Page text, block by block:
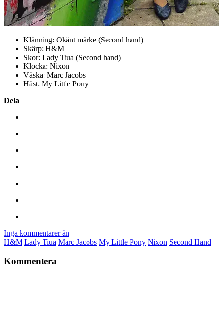
Klänning: Okänt märke (Second hand)
Skärp: H&M
Skor: Lady Tiua (Second hand)
Klocka: Nixon
Väska: Marc Jacobs
Häst: My Little Pony
Dela
Inga kommentarer än
H&M Lady Tiua Marc Jacobs My Little Pony Nixon Second Hand
Kommentera